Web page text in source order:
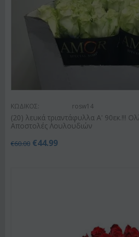
ΚΩΔΙΚΟΣ: rosw14
(20) λευκά τριαντάφυλλα Α' 90εκ.!!!
Αποστολές Λουλουδιών
€60.00 €44.99